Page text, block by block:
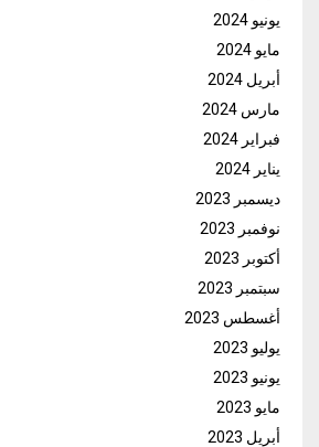
يونيو 2024
مايو 2024
أبريل 2024
مارس 2024
فبراير 2024
يناير 2024
ديسمبر 2023
نوفمبر 2023
أكتوبر 2023
سبتمبر 2023
أغسطس 2023
يوليو 2023
يونيو 2023
مايو 2023
أبريل 2023